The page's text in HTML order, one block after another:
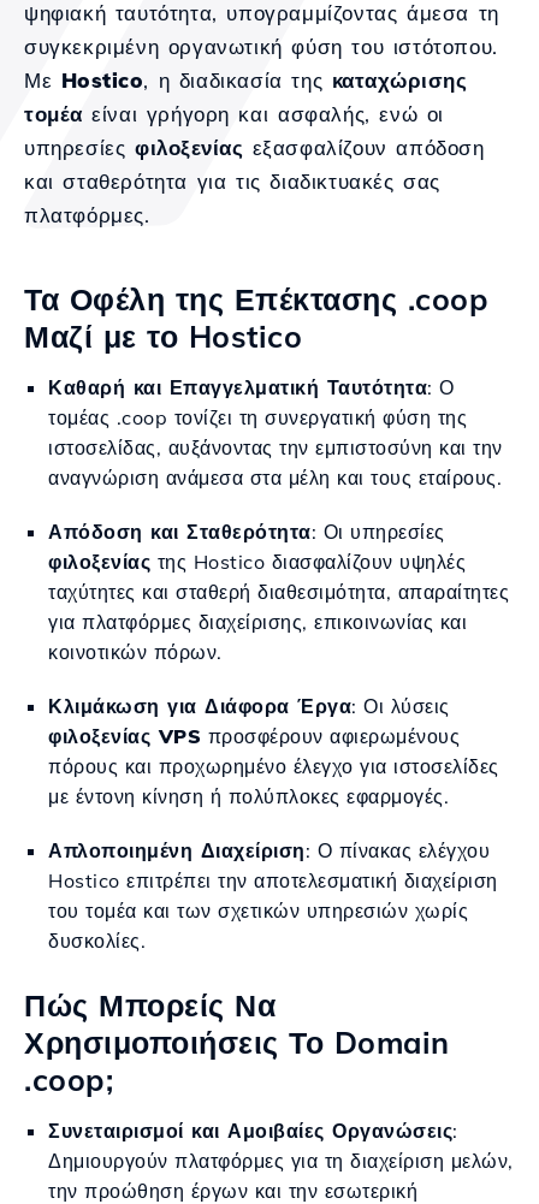
ψηφιακή ταυτότητα, υπογραμμίζοντας άμεσα τη
συγκεκριμένη οργανωτική φύση του ιστότοπου.
Με Hostico, η διαδικασία της καταχώρισης
τομέαείναι γρήγορη και ασφαλής, ενώ οι
υπηρεσίες φιλοξενίας εξασφαλίζουν απόδοση
και σταθερότητα για τις διαδικτυακές σας
πλατφόρμες.
Τα Οφέλη της Επέκτασης .coop
Μαζί με το Hostico
Καθαρή και Επαγγελματική Ταυτότητα: Ο
τομέας .coop τονίζει τη συνεργατική φύση της
ιστοσελίδας, αυξάνοντας την εμπιστοσύνη και την
αναγνώριση ανάμεσα στα μέλη και τους εταίρους.
Απόδοση και Σταθερότητα: Οι υπηρεσίες
φιλοξενίας της Hostico διασφαλίζουν υψηλές
ταχύτητες και σταθερή διαθεσιμότητα, απαραίτητες
για πλατφόρμες διαχείρισης, επικοινωνίας και
κοινοτικών πόρων.
Κλιμάκωση για Διάφορα Έργα: Οι λύσεις
φιλοξενίας VPS προσφέρουν αφιερωμένους
πόρους και προχωρημένο έλεγχο για ιστοσελίδες
με έντονη κίνηση ή πολύπλοκες εφαρμογές.
Απλοποιημένη Διαχείριση: Ο πίνακας ελέγχου
Hostico επιτρέπει την αποτελεσματική διαχείριση
του τομέα και των σχετικών υπηρεσιών χωρίς
δυσκολίες.
Πώς Μπορείς Να
Χρησιμοποιήσεις Το Domain
.coop;
Συνεταιρισμοί και Αμοιβαίες Οργανώσεις:
Δημιουργούν πλατφόρμες για τη διαχείριση μελών,
την προώθηση έργων και την εσωτερική